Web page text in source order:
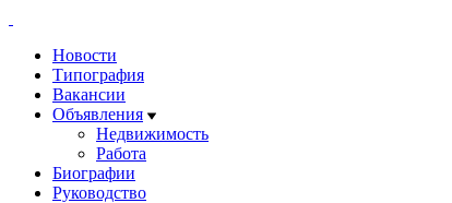
Новости
Типография
Вакансии
Объявления
Недвижимость
Работа
Биографии
Руководство